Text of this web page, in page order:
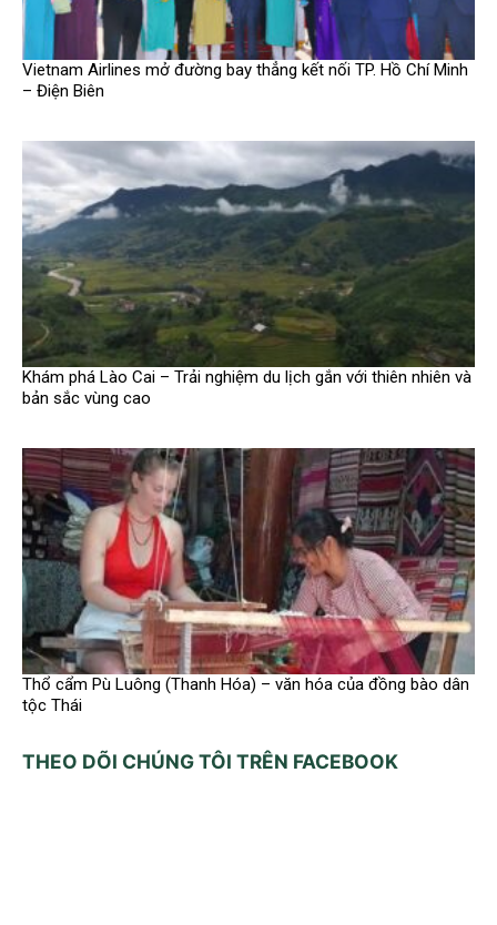
Vietnam Airlines mở đường bay thẳng kết nối TP. Hồ Chí Minh
– Điện Biên
Khám phá Lào Cai – Trải nghiệm du lịch gắn với thiên nhiên và
bản sắc vùng cao
Thổ cẩm Pù Luông (Thanh Hóa) – văn hóa của đồng bào dân
tộc Thái
THEO DÕI CHÚNG TÔI TRÊN FACEBOOK